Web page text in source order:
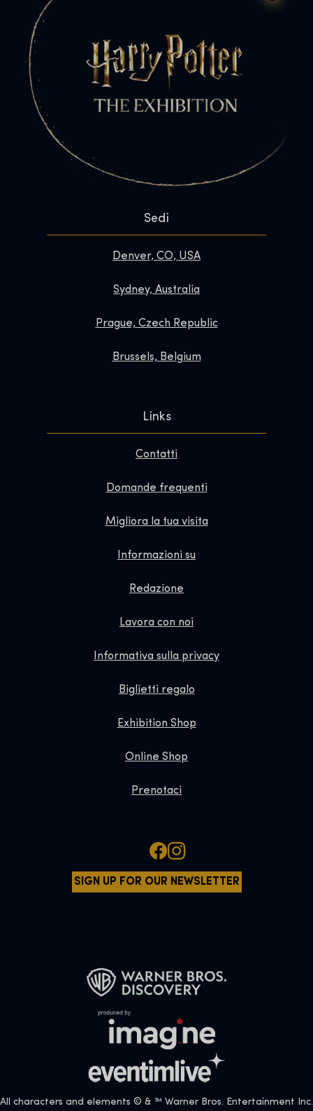
Sedi
Denver, CO, USA
Sydney, Australia
Prague, Czech Republic
Brussels, Belgium
Links
Contatti
Domande frequenti
Migliora la tua visita
Informazioni su
Redazione
Lavora con noi
Informativa sulla privacy
Biglietti regalo
Exhibition Shop
Online Shop
Prenotaci
SIGN UP FOR OUR NEWSLETTER
All characters and elements © & ™ Warner Bros. Entertainment Inc.